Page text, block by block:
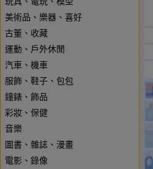
美術品、樂器、喜好
古董、收藏
運動、戶外休閒
汽車、機車
服飾、鞋子、包包
鐘錶、飾品
彩妝、保健
音樂
圖書、雜誌、漫畫
電影、錄像